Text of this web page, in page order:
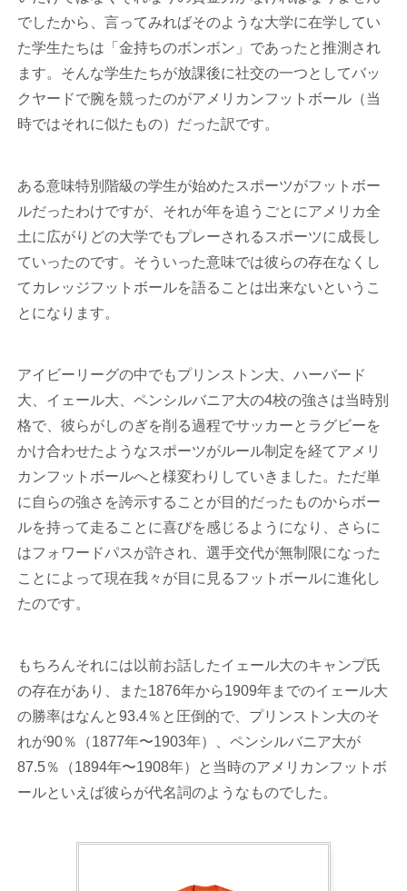
でしたから、言ってみればそのような大学に在学してい
た学生たちは「金持ちのボンボン」であったと推測され
ます。そんな学生たちが放課後に社交の一つとしてバッ
クヤードで腕を競ったのがアメリカンフットボール（当
時ではそれに似たもの）だった訳です。
ある意味特別階級の学生が始めたスポーツがフットボー
ルだったわけですが、それが年を追うごとにアメリカ全
土に広がりどの大学でもプレーされるスポーツに成長し
ていったのです。そういった意味では彼らの存在なくし
てカレッジフットボールを語ることは出来ないというこ
とになります。
アイビーリーグの中でもプリンストン大、ハーバード
大、イェール大、ペンシルバニア大の4校の強さは当時別
格で、彼らがしのぎを削る過程でサッカーとラグビーを
かけ合わせたようなスポーツがルール制定を経てアメリ
カンフットボールへと様変わりしていきました。ただ単
に自らの強さを誇示することが目的だったものからボー
ルを持って走ることに喜びを感じるようになり、さらに
はフォワードパスが許され、選手交代が無制限になった
ことによって現在我々が目に見るフットボールに進化し
たのです。
もちろんそれには以前お話したイェール大のキャンプ氏
の存在があり、また1876年から1909年までのイェール大
の勝率はなんと93.4％と圧倒的で、プリンストン大のそ
れが90％（1877年〜1903年）、ペンシルバニア大が
87.5％（1894年〜1908年）と当時のアメリカンフットボ
ールといえば彼らが代名詞のようなものでした。